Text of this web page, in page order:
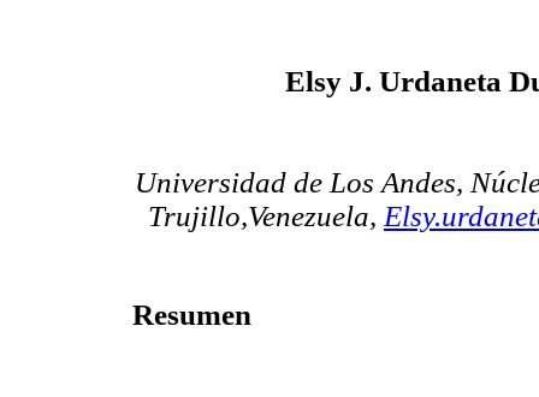
Elsy J. Urdaneta
Universidad de Los Andes,
Trujillo,Venezuela,
Resumen